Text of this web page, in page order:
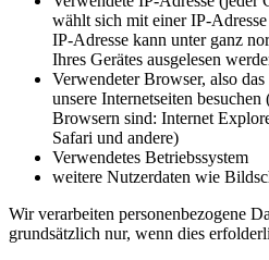
wählt sich mit einer IP-
IP-Adresse kann unter ganz
Ihres Gerätes ausgelesen
Verwendeter Browser, also
unsere Internetseiten
Browsern sind: Internet
Safari und andere)
Verwendetes Betriebssystem
weitere Nutzerdaten wie
Wir verarbeiten personenbezogene
grundsätzlich nur, wenn dies